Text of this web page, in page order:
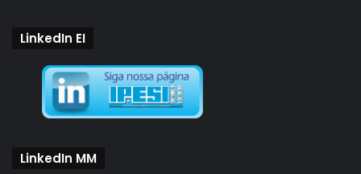
LinkedIn EI
LinkedIn MM